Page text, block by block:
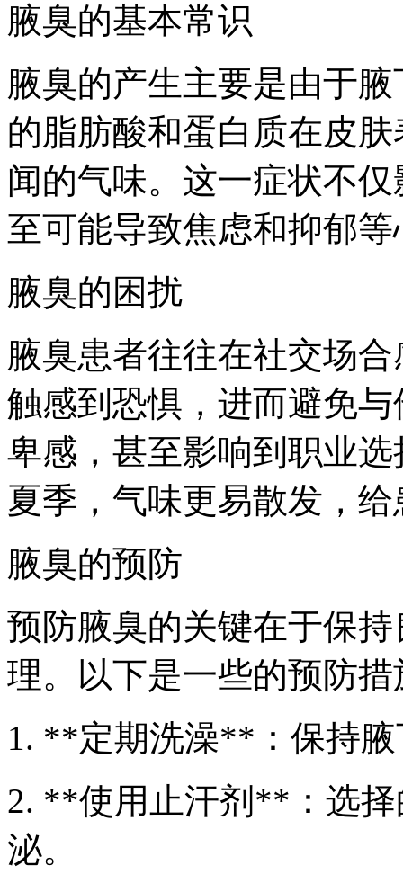
腋臭的基本常识
腋臭的产生主要是由于
的脂肪酸和蛋白质在皮
闻的气味。这一症状不
至可能导致焦虑和抑郁
腋臭的困扰
腋臭患者往往在社交场
触感到恐惧，进而避免
卑感，甚至影响到职业
夏季，气味更易散发，
腋臭的预防
预防腋臭的关键在于保
理。以下是一些的预防措
1. **定期洗澡**：保持
2. **使用止汗剂**：选
泌。